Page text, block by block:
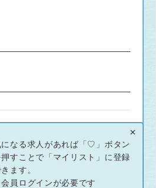
情報
×
になる求人があれば「♡」ボタン
押すことで「マイリスト」に登録
ます。
員ログインが必要です